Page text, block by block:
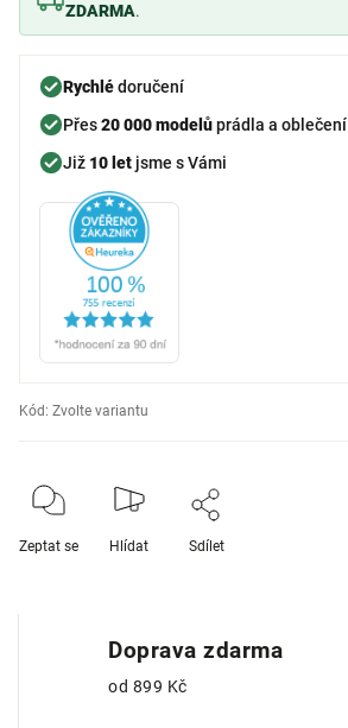
ZDARMA.
Rychlédoručení
Přes20 000 modelůprádla a oblečení
Již 10 let jsme s Vámi
Kód: Zvolte variantu
Zeptat se Hlídat Sdílet
Doprava zdarma
od 899 Kč